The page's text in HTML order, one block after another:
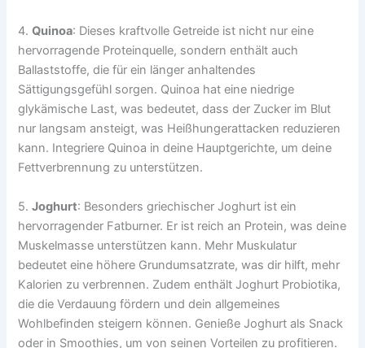
4.Quinoa: Dieses kraftvolle Getreide ist nicht nur eine
hervorragende Proteinquelle, sondern enthält auch
Ballaststoffe, die für ein länger anhaltendes
Sättigungsgefühl sorgen. Quinoa hat eine niedrige
glykämische Last, was bedeutet, dass der Zucker im Blut
nur langsam ansteigt, was Heißhungerattacken reduzieren
kann. Integriere Quinoa in deine Hauptgerichte, um deine
Fettverbrennung zu unterstützen.
5.Joghurt: Besonders griechischer Joghurt ist ein
hervorragender Fatburner. Er ist reich an Protein, was deine
Muskelmasse unterstützen kann. Mehr Muskulatur
bedeutet eine höhere Grundumsatzrate, was dir hilft, mehr
Kalorien zu verbrennen. Zudem enthält Joghurt Probiotika,
die die Verdauung fördern und dein allgemeines
Wohlbefinden steigern können. Genieße Joghurt als Snack
oder in Smoothies, um von seinen Vorteilen zu profitieren.